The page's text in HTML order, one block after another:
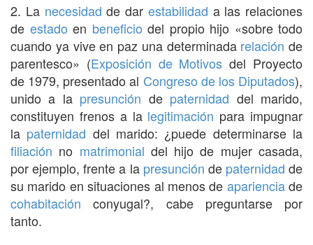
2. La necesidad de dar estabilidad a las relaciones
de estado en beneficio del propio hijo «sobre todo
cuando ya vive en paz una determinada relación de
parentesco» (Exposición de Motivos del Proyecto
de 1979, presentado al Congreso de los Diputados),
unido a la presunción de paternidad del marido,
constituyen frenos a la legitimación para impugnar
la paternidad del marido: ¿puede determinarse la
filiación no matrimonial del hijo de mujer casada,
por ejemplo, frente a la presunción de paternidad de
su marido en situaciones al menos de aparienciade
cohabitación conyugal?, cabe preguntarse por
tanto.